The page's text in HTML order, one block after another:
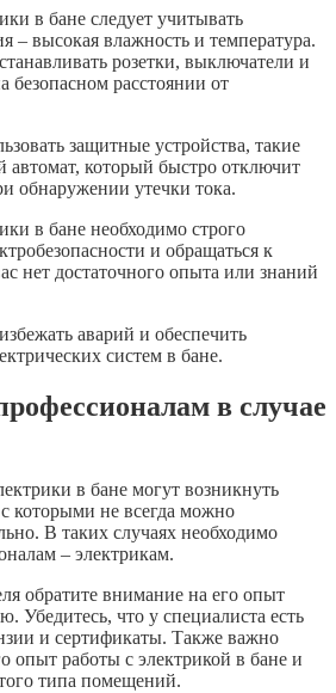
в бане следует учитывать
– высокая влажность и температура.
розетки, выключатели и
безопасном расстоянии от
защитные устройства, такие
который быстро отключит
обнаружении утечки тока.
в бане необходимо строго
и обращаться к
нет достаточного опыта или знаний
аварий и обеспечить
систем в бане.
в случае
в бане могут возникнуть
которыми не всегда можно
В таких случаях необходимо
– электрикам.
обратите внимание на его опыт
Убедитесь, что у специалиста есть
и сертификаты. Также важно
опыт работы с электрикой в бане и
типа помещений.